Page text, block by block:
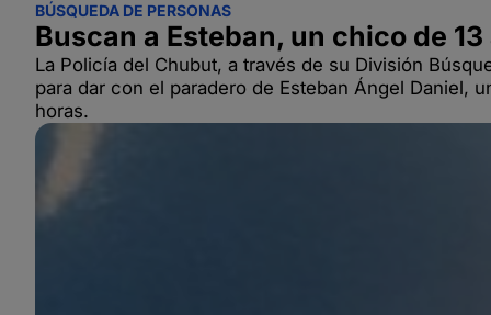
BÚSQUEDA DE PERSONAS
Buscan a Esteban, un chico de
La Policía del Chubut, a través de su División
para dar con el paradero de Esteban Ángel Daniel,
horas.